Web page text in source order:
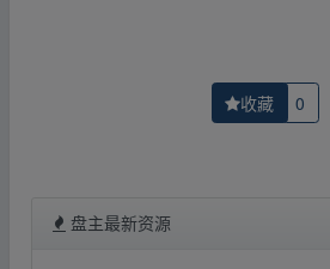
收藏 0
盘主最新资源